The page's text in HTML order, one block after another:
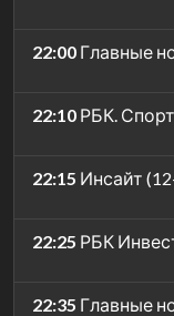
22:00 Главные
22:10 РБК.
22:15 Инсайт
22:25 РБК
22:35 Главные